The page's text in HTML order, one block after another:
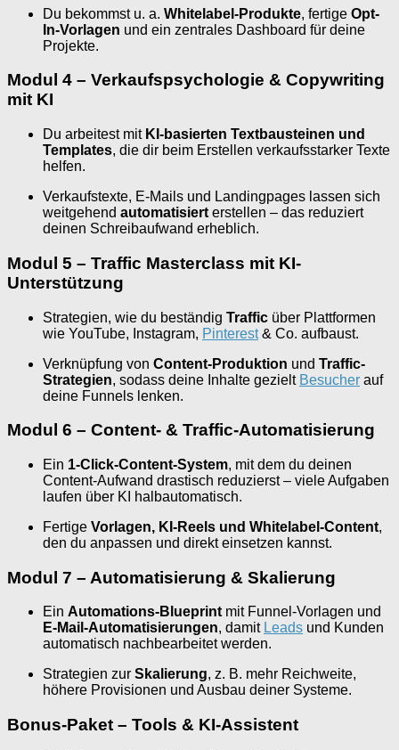
Du bekommst u. a. Whitelabel-Produkte, fertige Opt-
In-Vorlagen und ein zentrales Dashboard für deine
Projekte.
Modul 4 – Verkaufspsychologie & Copywriting
mit KI
Du arbeitest mit KI-basierten Textbausteinen und
Templates, die dir beim Erstellen verkaufsstarker Texte
helfen.
Verkaufstexte, E-Mails und Landingpages lassen sich
weitgehend automatisiert erstellen – das reduziert
deinen Schreibaufwand erheblich.
Modul 5 – Traffic Masterclass mit KI-
Unterstützung
Strategien, wie du beständig Traffic über Plattformen
wie YouTube, Instagram, Pinterest& Co. aufbaust.
Verknüpfung von Content-Produktion und Traffic-
Strategien, sodass deine Inhalte gezielt Besucher auf
deine Funnels lenken.
Modul 6 – Content- & Traffic-Automatisierung
Ein 1-Click-Content-System, mit dem du deinen
Content-Aufwand drastisch reduzierst – viele Aufgaben
laufen über KI halbautomatisch.
Fertige Vorlagen, KI-Reels und Whitelabel-Content,
den du anpassen und direkt einsetzen kannst.
Modul 7 – Automatisierung & Skalierung
Ein Automations-Blueprintmit Funnel-Vorlagen und
E-Mail-Automatisierungen, damit Leads und Kunden
automatisch nachbearbeitet werden.
Strategien zur Skalierung, z. B. mehr Reichweite,
höhere Provisionen und Ausbau deiner Systeme.
Bonus-Paket – Tools & KI-Assistent